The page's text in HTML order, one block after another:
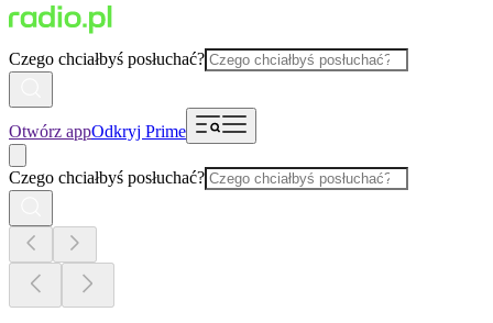
Czego chciałbyś posłuchać?
Otwórz appOdkryj Prime
Czego chciałbyś posłuchać?